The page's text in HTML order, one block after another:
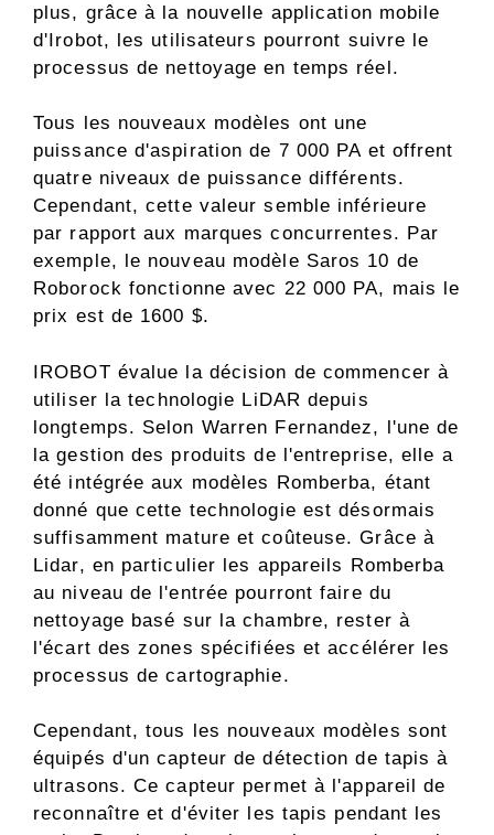
plus, grâce à la nouvelle application mobile
d'Irobot, les utilisateurs pourront suivre le
processus de nettoyage en temps réel.
Tous les nouveaux modèles ont une
puissance d'aspiration de 7 000 PA et offrent
quatre niveaux de puissance différents.
Cependant, cette valeur semble inférieure
par rapport aux marques concurrentes. Par
exemple, le nouveau modèle Saros 10 de
Roborock fonctionne avec 22 000 PA, mais le
prix est de 1600 $.
IROBOT évalue la décision de commencer à
utiliser la technologie LiDAR depuis
longtemps. Selon Warren Fernandez, l'une de
la gestion des produits de l'entreprise, elle a
été intégrée aux modèles Romberba, étant
donné que cette technologie est désormais
suffisamment mature et coûteuse. Grâce à
Lidar, en particulier les appareils Romberba
au niveau de l'entrée pourront faire du
nettoyage basé sur la chambre, rester à
l'écart des zones spécifiées et accélérer les
processus de cartographie.
Cependant, tous les nouveaux modèles sont
équipés d'un capteur de détection de tapis à
ultrasons. Ce capteur permet à l'appareil de
reconnaître et d'éviter les tapis pendant les